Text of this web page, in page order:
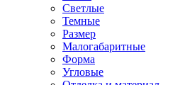
Светлые
Темные
Размер
Малогабаритные
Форма
Угловые